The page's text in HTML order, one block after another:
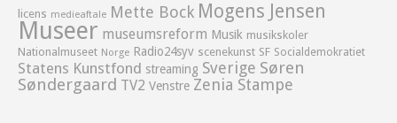
licens medieaftale Mette Bock Mogens Jensen
Museer museumsreform Musik musikskoler
Nationalmuseet Norge Radio24syv scenekunst SF Socialdemokratiet
Statens Kunstfond streaming Sverige Søren
Søndergaard TV2 Venstre Zenia Stampe